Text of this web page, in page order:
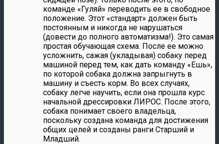
команде «Гуляй» переводить ее в свободное
положение. Этот «стандарт» должен быть
постоянным и никогда не нарушаться
(довести до полного автоматизма!). Это самая
простая обучающая схема. После ее можно
усложнить, сажая (укладывая) собаку перед
машиной перед тем, как дать команду «Ешь»,
по которой собака должна запрыгнуть в
машину и съесть корм. Во всех случаях,
собаку легче научить, если она прошла курс
начальной дрессировки ЛИРОС. После этого,
собака понимает своего владельца,
поскольку создана команда для достижения
общих целей и созданы ранги Старший и
Младший.